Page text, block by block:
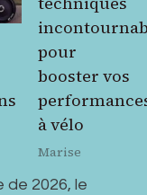
pour
booster vos
à vélo
Marise
de 2026, le